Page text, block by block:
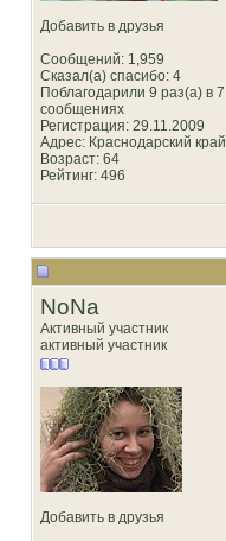
Добавить в друзья
Сообщений: 1,959
Сказал(а) спасибо: 4
Поблагодарили 9 раз(а) в 7
сообщениях
Регистрация: 29.11.2009
Адрес: Краснодарский край
Возраст: 64
Рейтинг: 496
NoNa
Активный участник
активный участник
Добавить в друзья